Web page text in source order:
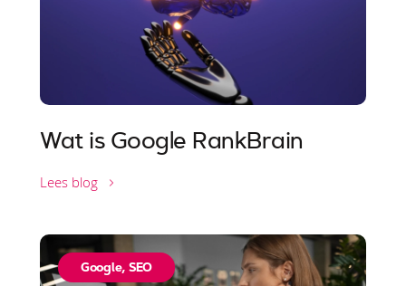
Wat is Google RankBrain
Lees blog
Google, SEO